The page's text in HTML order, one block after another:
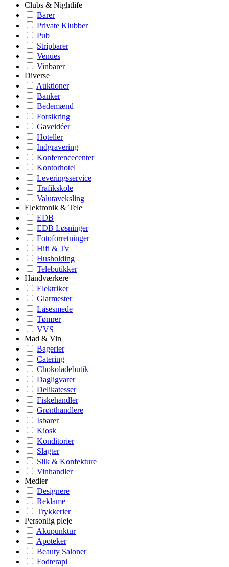
Clubs & Nightlife
Barer
Private Klubber
Pub
Stripbarer
Venues
Vinbarer
Diverse
Auktioner
Banker
Bedemænd
Forsikring
Gaveidéer
Hoteller
Indgravering
Konferencecenter
Kontorhotel
Leveringsservice
Trafikskole
Valutaveksling
Elektronik & Tele
EDB
EDB Løsninger
Fotoforretninger
Hifi & Tv
Husholding
Telebutikker
Håndværkere
Elektriker
Glarmester
Låsesmede
Tømrer
VVS
Mad & Vin
Bagerier
Catering
Chokoladebutik
Dagligvarer
Delikatesser
Fiskehandler
Grønthandlere
Isbarer
Kiosk
Konditorier
Slagter
Slik & Konfekture
Vinhandler
Medier
Designere
Reklame
Trykkerier
Personlig pleje
Akupunktur
Apoteker
Beauty Saloner
Fodterapi